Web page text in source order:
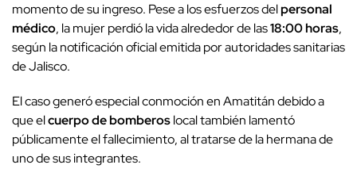
momento de su ingreso. Pese a los esfuerzos delpersonal
médico, la mujer perdió la vida alrededor de las18:00 horas,
según la notificación oficial emitida por autoridades sanitarias
de Jalisco.
El caso generó especial conmoción en Amatitán debido a
que elcuerpo de bomberoslocal también lamentó
públicamente el fallecimiento, al tratarse de la hermana de
uno de sus integrantes.